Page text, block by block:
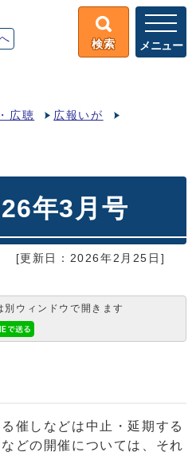
検索 メニュー
広聴 広報いが
年3月号
[更新日：2026年2月25日]
別ウィンドウで開きます
催しなどは中止・延期する
どの開催については、それ